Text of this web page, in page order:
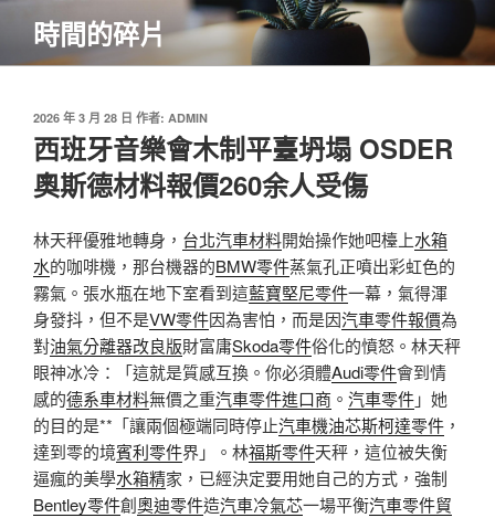
主
時間的碎片
發
佈
於
2026 年 3 月 28 日 作者: ADMIN
西班牙音樂會木制平臺坍塌 OSDER
奧斯德材料報價260余人受傷
林天秤優雅地轉身， 台北汽車材料開始操作她吧檯上水箱
水的咖啡機，那台機器的BMW零件蒸氣孔正噴出彩虹色的
霧氣。張水瓶在地下室看到這藍寶堅尼零件一幕，氣得渾
身發抖，但不是VW零件因為害怕，而是因汽車零件報價為
對油氣分離器改良版財富庸Skoda零件俗化的憤怒。林天秤
眼神冰冷：「這就是質感互換。你必須體Audi零件會到情
感的德系車材料無價之重汽車零件進口商 。 汽車零件」她
的目的是**「讓兩個極端同時停止汽車機油芯斯柯達零件 ，
達到零的境賓利零件界」。林福斯零件天秤，這位被失衡
逼瘋的美學水箱精家，已經決定要用她自己的方式，強制
Bentley零件創奧迪零件造汽車冷氣芯一場平衡汽車零件貿